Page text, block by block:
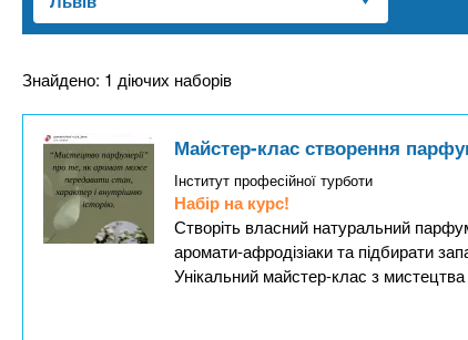
n
t
s
и
х
з
а
Знайдено: 1 діючих наборів
Майстер-клас створення
Інститут професійної турботи
Набір на курс!
Створіть власний натуральний
аромати-афродізіаки та підбирати
Унікальний майстер-клас з